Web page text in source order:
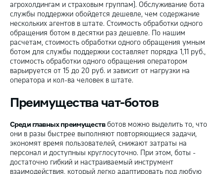
агрохолдингам и страховым группам). Обслуживание бота
службы поддержки обойдется дешевле, чем содержание
нескольких агентов в штате. Стоимость обработки одного
обращения ботом в десятки раз дешевле. По нашим
расчетам, стоимость обработки одного обращения умным
ботом для службы поддержки составляет порядка 1,11 руб.,
стоимость обработки одного обращения оператором
варьируется от 15 до 20 руб. и зависит от нагрузки на
оператора и кол-ва человек в штате.
Преимущества чат-ботов
Среди главных преимуществботов можно выделить то, что
они в разы быстрее выполняют повторяющиеся задачи,
экономят время пользователей, снижают затраты на
персонал и доступныы круглосуточно. При этом, боты -
достаточно гибкий и настраиваемый инструмент
взаимодействия, который легко адаптировать под любую